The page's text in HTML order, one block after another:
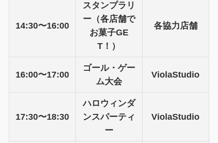
14:30〜16:00
スタンプラリ
ー（各店舗で
お菓子GE
T！）
各協力店舗
16:00〜17:00
ゴール・ゲー
ム大会
ViolaStudio
17:30〜18:30
ハロウィンダ
ンスパーティ
ー
ViolaStudio